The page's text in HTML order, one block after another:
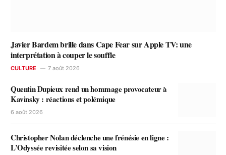
Javier Bardem brille dans Cape Fear sur Apple TV: une
interprétation à couper le souffle
CULTURE 7 août 2026
Quentin Dupieux rend un hommage provocateur à
Kavinsky : réactions et polémique
6 août 2026
Christopher Nolan déclenche une frénésie en ligne :
L’Odyssée revisitée selon sa vision